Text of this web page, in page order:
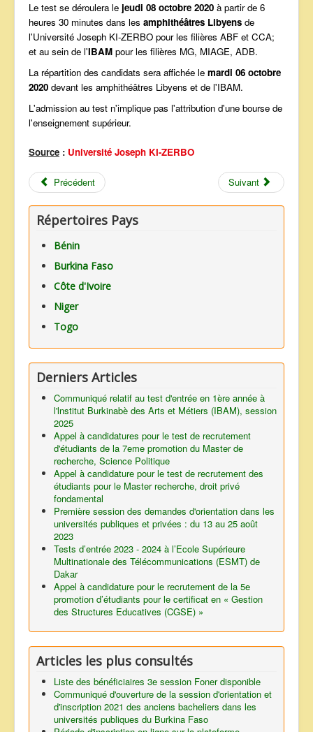
Le test se déroulera le jeudi 08 octobre 2020 à partir de 6
heures 30 minutes dans les amphithéâtres Libyens de
l'Université Joseph KI-ZERBO pour les filières ABF et CCA;
et au sein de l'IBAM pour les filières MG, MIAGE, ADB.
La répartition des candidats sera affichée le mardi 06 octobre
2020 devant les amphithéâtres Libyens et de l'IBAM.
L'admission au test n'implique pas l'attribution d'une bourse de
l'enseignement supérieur.
Source : Université Joseph KI-ZERBO
Précédent Suivant
Répertoires Pays
Bénin
Burkina Faso
Côte d'Ivoire
Niger
Togo
Derniers Articles
Communiqué relatif au test d'entrée en 1ère année à
l'lnstitut Burkinabè des Arts et Métiers (IBAM), session
2025
Appel à candidatures pour le test de recrutement
d'étudiants de la 7eme promotion du Master de
recherche, Science Politique
Appel à candidature pour le test de recrutement des
étudiants pour le Master recherche, droit privé
fondamental
Première session des demandes d'orientation dans les
universités publiques et privées : du 13 au 25 août
2023
Tests d’entrée 2023 - 2024 à l’Ecole Supérieure
Multinationale des Télécommunications (ESMT) de
Dakar
Appel à candidature pour le recrutement de la 5e
promotion d’étudiants pour le certificat en « Gestion
des Structures Educatives (CGSE) »
Articles les plus consultés
Liste des bénéficiaires 3e session Foner disponible
Communiqué d'ouverture de la session d'orientation et
d'inscription 2021 des anciens bacheliers dans les
universités publiques du Burkina Faso